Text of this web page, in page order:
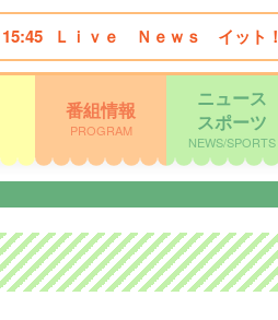
15:45 Ｌｉｖｅ Ｎｅｗｓ イット
番組情報
PROGRAM
ニュース
スポーツ
NEWS/SPORTS